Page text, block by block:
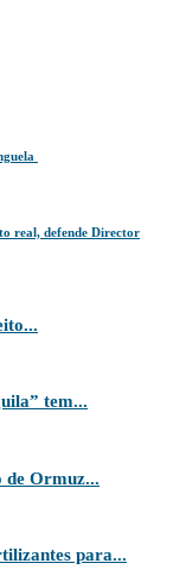
real, defende Director
tem...
de Ormuz...
para...